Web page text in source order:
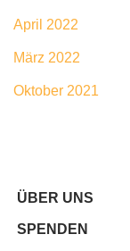
April 2022
März 2022
Oktober 2021
ÜBER UNS
SPENDEN